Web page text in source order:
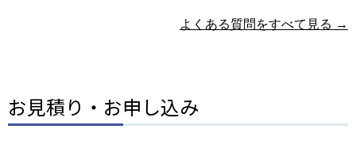
よくある質問をすべて見る →
お見積り・お申し込み